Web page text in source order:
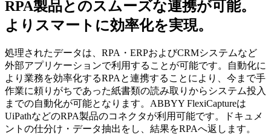
RPA製品とのスムーズな連携が可能。
よりスマートに効率化を実現。
処理されたデータは、RPA・ERPおよびCRMシステムなど
外部アプリケーションで利用することが可能です。自動化に
より業務を効率化するRPAと連携することにより、今まで手
作業に頼りがちであった紙書類の読み取りからシステム投入
までの自動化が可能となります。ABBYY FlexiCaptureは
UiPathなどのRPA製品のコネクタが利用可能です。ドキュメ
ントの仕分け・データ抽出をし、結果をRPAへ返します。